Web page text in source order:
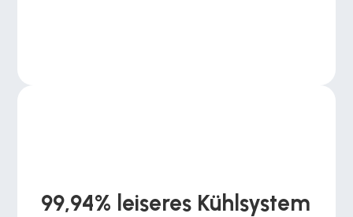
99,94% leiseres Kühlsystem